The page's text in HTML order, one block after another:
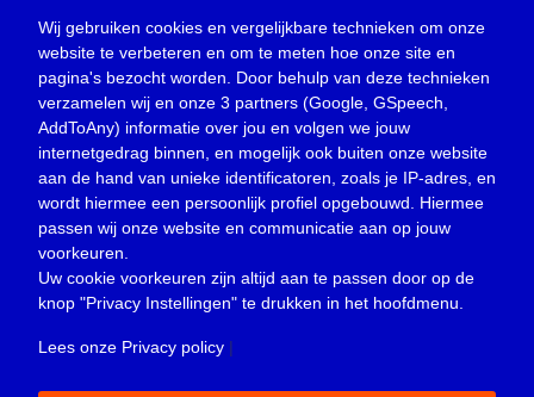
Ingezonden brief(537)
Media(156)
Nieuws (23.329)
Oproep(734)
Overlijden(39)
Podcast(18)
prijsvraag (5)
Religie (1.438)
Service(226)
Wij gebruiken cookies en vergelijkbare technieken om onze
website te verbeteren en om te meten hoe onze site en
pagina's bezocht worden. Door behulp van deze technieken
verzamelen wij en onze 3 partners (Google, GSpeech,
AddToAny) informatie over jou en volgen we jouw
internetgedrag binnen, en mogelijk ook buiten onze website
aan de hand van unieke identificatoren, zoals je IP-adres, en
wordt hiermee een persoonlijk profiel opgebouwd. Hiermee
passen wij onze website en communicatie aan op jouw
voorkeuren.
Uw cookie voorkeuren zijn altijd aan te passen door op de
knop "Privacy Instellingen" te drukken in het hoofdmenu.
Lees onze Privacy policy |